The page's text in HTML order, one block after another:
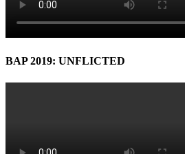
BAP 2019: UNFLICTED